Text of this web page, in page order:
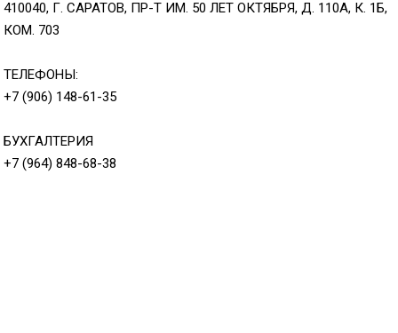
410040, Г. САРАТОВ, ПР-Т ИМ. 50 ЛЕТ ОКТЯБРЯ, Д. 110А, К. 1Б,
КОМ. 703
ТЕЛЕФОНЫ:
+7 (906) 148-61-35
БУХГАЛТЕРИЯ
+7 (964) 848-68-38